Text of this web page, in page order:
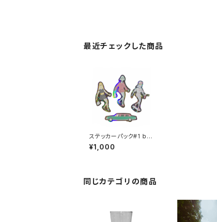
最近チェックした商品
ステッカーパック#1 by
苦虫ツヨシ
¥1,000
同じカテゴリの商品